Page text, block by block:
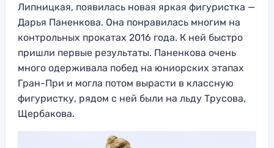
Липницкая, появилась новая яркая фигуристка —
Дарья Паненкова. Она понравилась многим на
контрольных прокатах 2016 года. К ней быстро
пришли первые результаты. Паненкова очень
много одерживала побед на юниорских этапах
Гран-При и могла потом вырасти в классную
фигуристку, рядом с ней были на льду Трусова,
Щербакова.